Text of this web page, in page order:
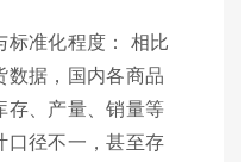
准化程度： 相比
数据，国内各商品
存、产量、销量等
口径不一，甚至存